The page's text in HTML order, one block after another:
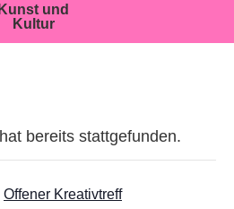
und
Kultur
bereits stattgefunden.
Offener Kreativtreff